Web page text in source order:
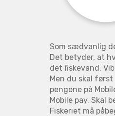
Som sædvanlig
Det betyder, at
det fiskevand,
Men du skal
pengene på
Mobile pay. Skal
Fiskeriet må